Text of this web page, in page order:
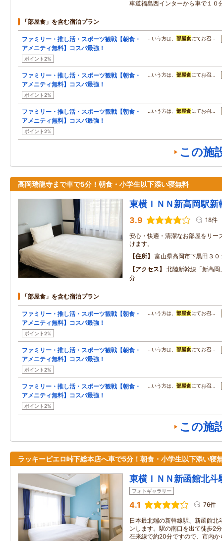
車道福島西インターから車で１０
「部屋食」を含む宿泊プラン
ファミリー・推し活・スポーツ観戦【朝食・
アメニティ無料】コスパ最強！
ポイント2%
…いう方は、 部屋食にてお召…
ファミリー・推し活・スポーツ観戦【朝食・
アメニティ無料】コスパ最強！
ポイント2%
…いう方は、 部屋食にてお召…
ファミリー・推し活・スポーツ観戦【朝食・
アメニティ無料】コスパ最強！
ポイント2%
…いう方は、 部屋食にてお召…
この施
高岡瑞龍寺まで車で5分！朝食・小学生以下添い寝無料
東横ＩＮＮ新高岡駅新
3.9 18件
安心・快適・清潔なお部屋をリー
けます。
住所
富山県高岡市下黒田３０
アクセス
北陸新幹線「新高
分
「部屋食」を含む宿泊プラン
ファミリー・推し活・スポーツ観戦【朝食・
アメニティ無料】コスパ最強！
ポイント2%
…いう方は、 部屋食にてお召…
ファミリー・推し活・スポーツ観戦【朝食・
アメニティ無料】コスパ最強！
ポイント2%
…いう方は、 部屋食にてお召…
ファミリー・推し活・スポーツ観戦【朝食・
アメニティ無料】コスパ最強！
ポイント2%
…いう方は、 部屋食にてお召…
この施
ラッキーピエロ峠下総本店へ車で5分！朝食・小学生以下添い寝
東横ＩＮＮ新函館北斗
フォトギャラリー
4.1 76件
日本最北端の新幹線駅、新函館北
ンします。駅の南口を出て徒歩2
在来線で約20分ですので、市内